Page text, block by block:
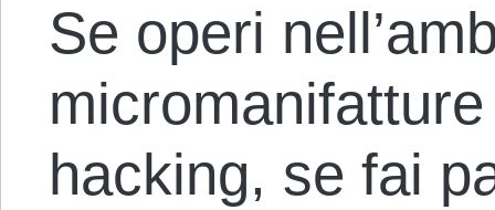
Se operi
hacking, se fai